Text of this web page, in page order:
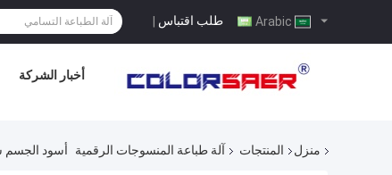
طلب اقتباس |
أخبار الشركة
منزل المنتجات آلة طباعة المنسوجات الرقمية أسود الجسم